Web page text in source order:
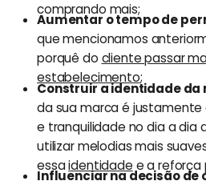
comprando mais;
Aumentar o tempo de
que mencionamos
porquê do cliente passar
estabelecimento;
Construir a identidade da
da sua marca é
e tranquilidade no dia a dia
utilizar melodias mais
essaidentidade e a reforça
Influenciar na decisão de